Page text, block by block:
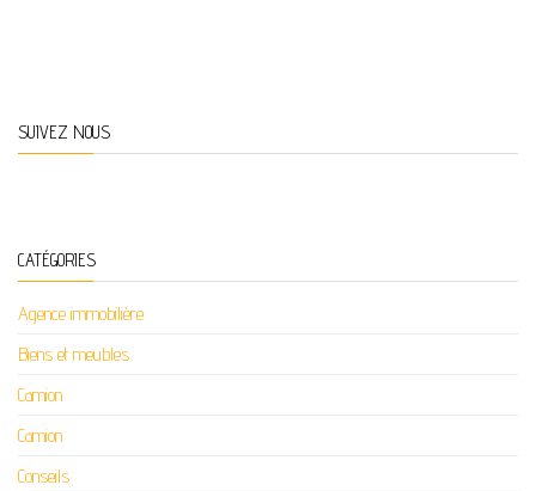
SUIVEZ NOUS
CATÉGORIES
Agence immobilière
Biens et meubles
Camion
Camion
Conseils